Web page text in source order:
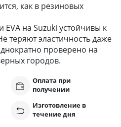
как в резиновых
на Suzuki устойчивы к
теряют эластичность даже
проверено на
городов.
Оплата при
получении
Изготовление в
течение дня